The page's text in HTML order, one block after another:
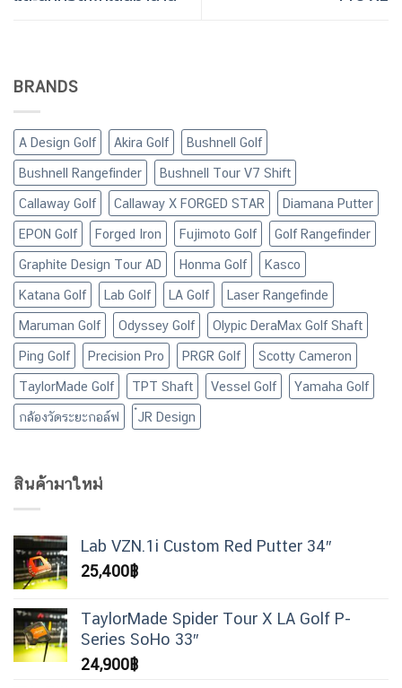
BRANDS
A Design Golf Akira Golf
Bushnell Golf
Bushnell Rangefinder
Bushnell Tour V7 Shift
Callaway Golf
Callaway X FORGED STAR
Diamana Putter
EPON Golf
Forged Iron Fujimoto Golf
Golf Rangefinder
Graphite Design Tour AD
Honma Golf
Kasco
Katana Golf
Lab Golf LA Golf
Laser Rangefinde
Maruman Golf
Odyssey Golf
Olypic DeraMax Golf Shaft
Ping Golf
Precision Pro PRGR Golf
Scotty Cameron
TaylorMade Golf
TPT Shaft Vessel Golf
Yamaha Golf
กล้องวัดระยะกอล์ฟ
๋JR Design
สินค้ามาใหม่
Lab VZN.1i Custom Red Putter 34″
25,400฿
TaylorMade Spider Tour X LA Golf P-
Series SoHo 33″
24,900฿